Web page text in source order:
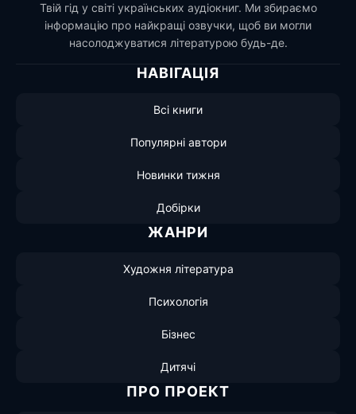
Твій гід у світі українських аудіокниг. Ми збираємо
інформацію про найкращі озвучки, щоб ви могли
насолоджуватися літературою будь-де.
НАВІГАЦІЯ
Всі книги
Популярні автори
Новинки тижня
Добірки
ЖАНРИ
Художня література
Психологія
Бізнес
Дитячі
ПРО ПРОЕКТ